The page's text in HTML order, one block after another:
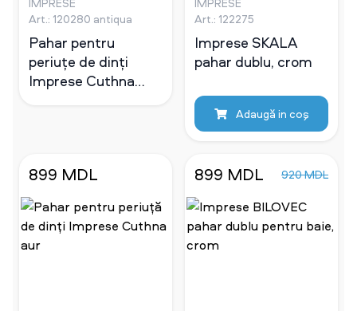
Art.: 120280 antiqua
Pahar pentru
periuțe de dinți
Imprese Cuthna
Art.: 122275
Imprese SKALA
pahar dublu, crom
Adaugă in coş
899 MDL 899 MDL 920 MDL